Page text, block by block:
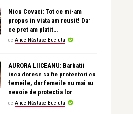
Nicu Covaci: Tot ce mi-am
propus in viata am reusit! Dar
ce pret am platit…
de Alice Năstase Buciuta
AURORA LIICEANU: Barbatii
inca doresc sa fie protectori cu
femeile, dar femeile nu mai au
nevoie de protectia lor
de Alice Năstase Buciuta